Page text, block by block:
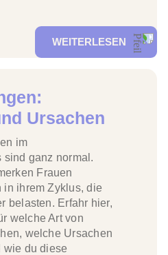
WEITERLESEN
Ursachen
im
sind ganz normal.
Frauen
ihrem Zyklus, die
belasten. Erfahr hier,
welche Art von
welche Ursachen
wie du diese